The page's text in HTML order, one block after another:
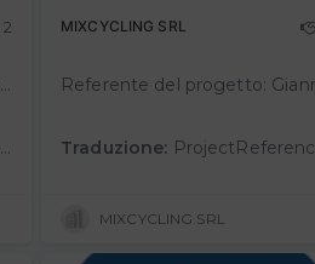
2
NutrizionistaInCloud.it è un servizio di nutrizione online personalizzato, multidisciplinare, che rispetta la tua intimità e che nasce dall'esperienza del nostro team di specialisti multidisciplinare che da anni lavora insieme all'in…
MIXCYCLING SRL
Traduzione: ProjectReference: Gianni TagliapietraCall in which Mixcycling Srl participates: sustainable planetMixcycling Srl is an innovative startup that creates sustainable biocomposites by recovering waste organic fibers and blending them with …
MIXCYCLING SRL